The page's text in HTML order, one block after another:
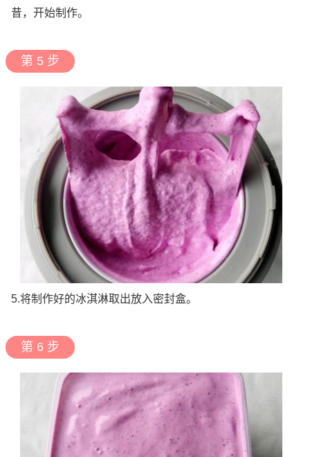
昔，开始制作。
第 5 步
5.将制作好的冰淇淋取出放入密封盒。
第 6 步